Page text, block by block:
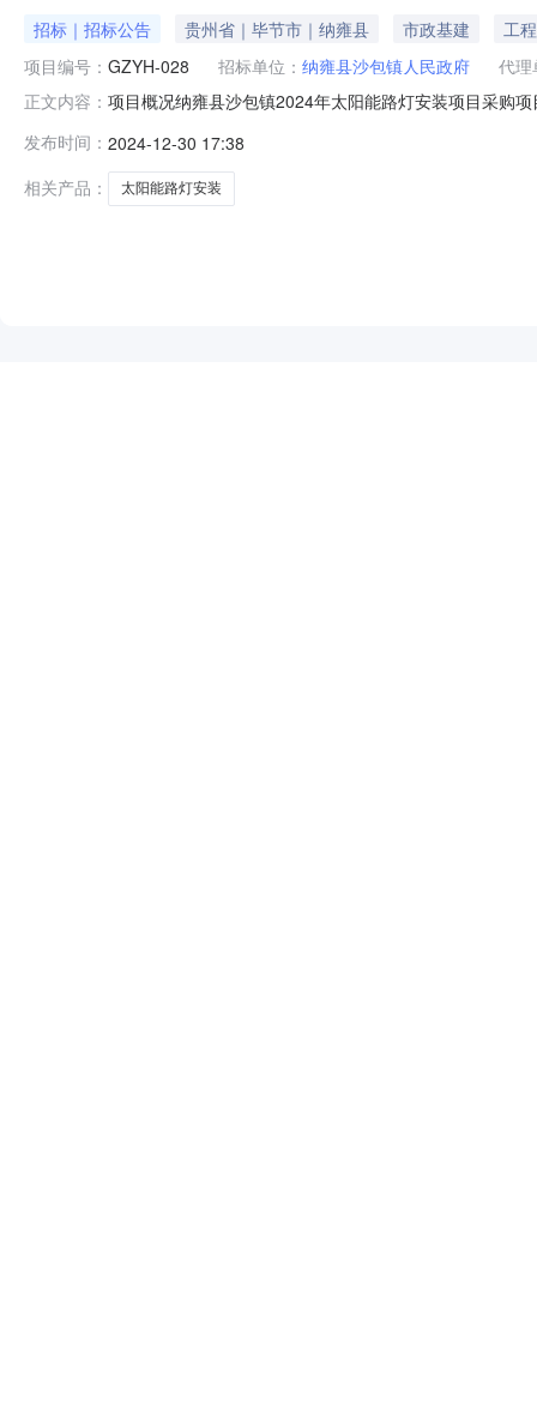
招标｜招标公告 贵州省｜毕节市｜纳雍县 市政基建
工程
项目编号： GZYH-028 招标单位： 纳雍县沙包镇人民政府
代理
正文内容： 项目概况纳雍县沙包镇2024年太阳能路灯安装项目采购
892808.48最高限价（元）：892808.48采购需求：标项
发布时间： 2024-12-30 17:38
相关产品：
太阳能路灯安装